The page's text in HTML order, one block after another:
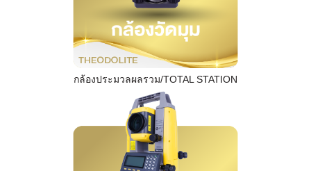
กล้องประมวลผลรวม/TOTAL STATION